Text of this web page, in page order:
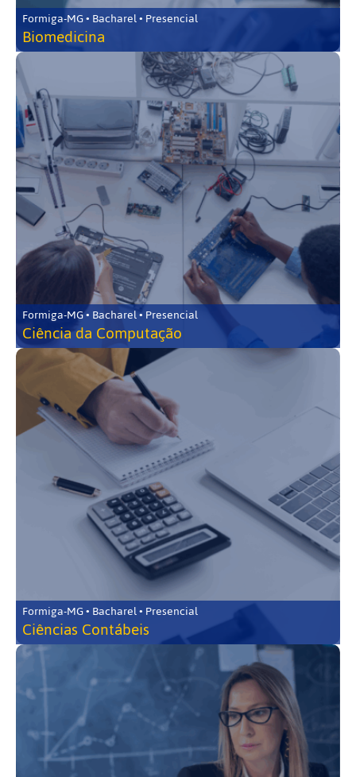
Formiga-MG • Bacharel • Presencial
Biomedicina
Formiga-MG • Bacharel • Presencial
Ciência da Computação
Formiga-MG • Bacharel • Presencial
Ciências Contábeis